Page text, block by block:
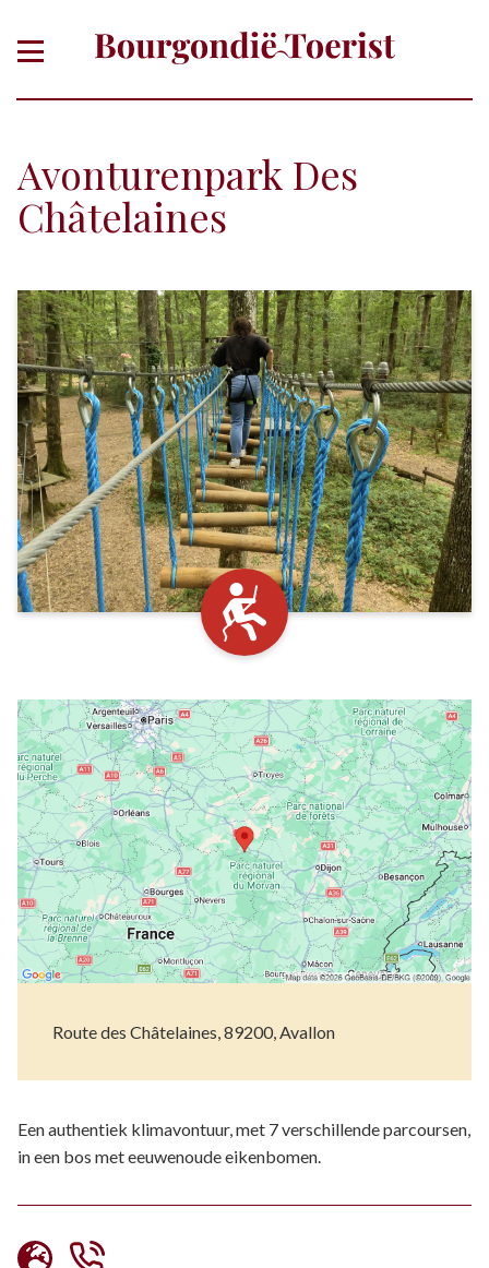
Avonturenpark Des
Châtelaines
Route des Châtelaines, 89200, Avallon
Een authentiek klimavontuur, met 7 verschillende parcoursen,
in een bos met eeuwenoude eikenbomen.